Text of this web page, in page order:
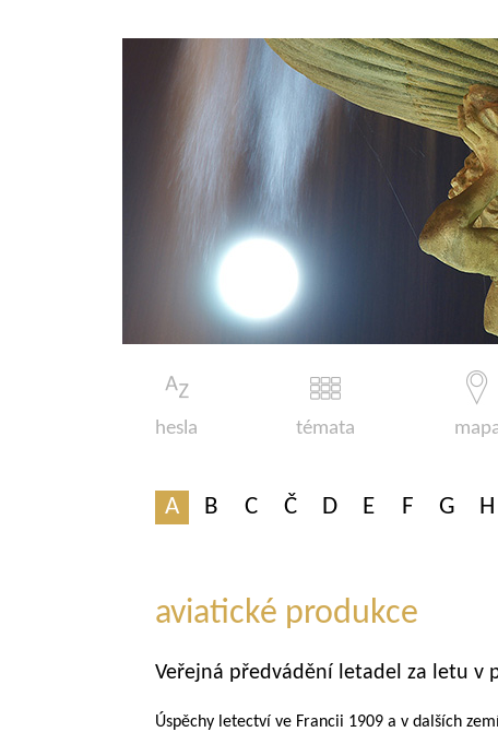
hesla témata
A B C Č D E F G H
aviatické produkce
Veřejná předvádění letadel za letu v
Úspěchy letectví ve Francii 1909 a v dalších